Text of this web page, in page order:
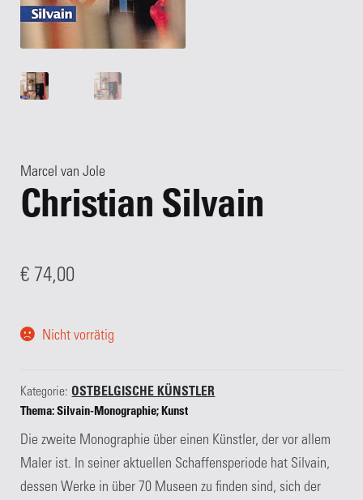
Kasse
Manuskripte
Mein Konto
Marcel van Jole
Christian Silvain
€ 74,00
Nicht vorrätig
Kategorie: OSTBELGISCHE KÜNSTLER
Thema: Silvain-Monographie; Kunst
Die zweite Monographie über einen Künstler, der vor allem
Maler ist. In seiner aktuellen Schaffensperiode hat Silvain,
dessen Werke in über 70 Museen zu finden sind, sich der